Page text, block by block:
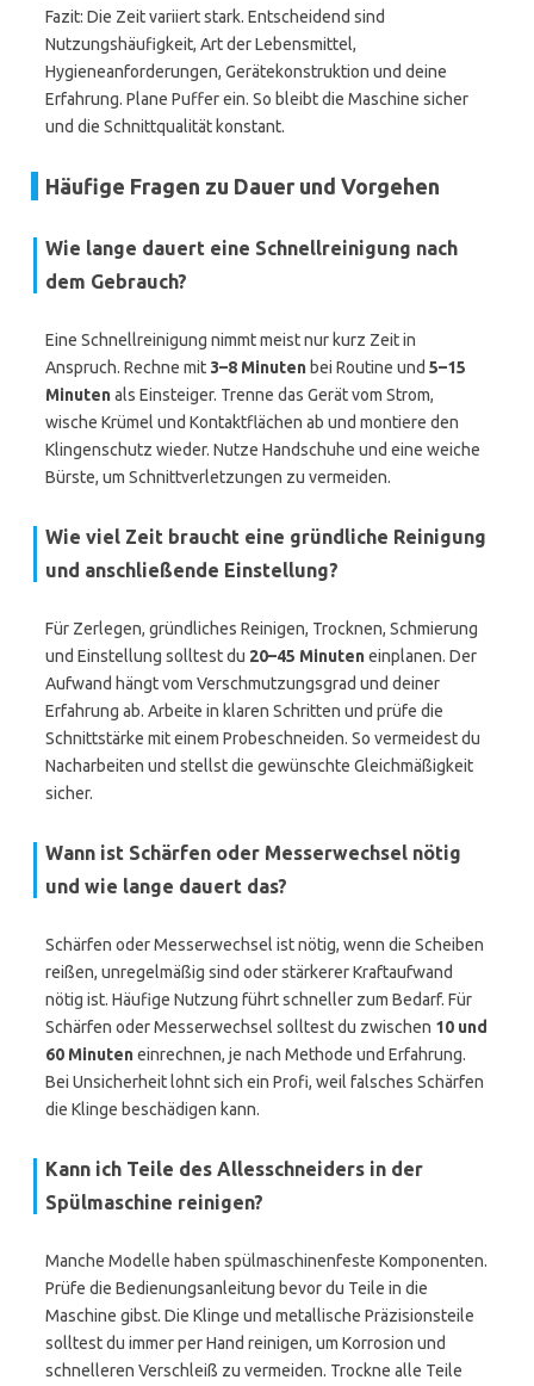
Fazit: Die Zeit variiert stark. Entscheidend sind
Nutzungshäufigkeit, Art der Lebensmittel,
Hygieneanforderungen, Gerätekonstruktion und deine
Erfahrung. Plane Puffer ein. So bleibt die Maschine sicher
und die Schnittqualität konstant.
Häufige Fragen zu Dauer und Vorgehen
Wie lange dauert eine Schnellreinigung nach
dem Gebrauch?
Eine Schnellreinigung nimmt meist nur kurz Zeit in
Anspruch. Rechne mit 3–8 Minuten bei Routine und 5–15
Minutenals Einsteiger. Trenne das Gerät vom Strom,
wische Krümel und Kontaktflächen ab und montiere den
Klingenschutz wieder. Nutze Handschuhe und eine weiche
Bürste, um Schnittverletzungen zu vermeiden.
Wie viel Zeit braucht eine gründliche Reinigung
und anschließende Einstellung?
Für Zerlegen, gründliches Reinigen, Trocknen, Schmierung
und Einstellung solltest du 20–45 Minuteneinplanen. Der
Aufwand hängt vom Verschmutzungsgrad und deiner
Erfahrung ab. Arbeite in klaren Schritten und prüfe die
Schnittstärke mit einem Probeschneiden. So vermeidest du
Nacharbeiten und stellst die gewünschte Gleichmäßigkeit
sicher.
Wann ist Schärfen oder Messerwechsel nötig
und wie lange dauert das?
Schärfen oder Messerwechsel ist nötig, wenn die Scheiben
reißen, unregelmäßig sind oder stärkerer Kraftaufwand
nötig ist. Häufige Nutzung führt schneller zum Bedarf. Für
Schärfen oder Messerwechsel solltest du zwischen 10 und
60 Minuteneinrechnen, je nach Methode und Erfahrung.
Bei Unsicherheit lohnt sich ein Profi, weil falsches Schärfen
die Klinge beschädigen kann.
Kann ich Teile des Allesschneiders in der
Spülmaschine reinigen?
Manche Modelle haben spülmaschinenfeste Komponenten.
Prüfe die Bedienungsanleitung bevor du Teile in die
Maschine gibst. Die Klinge und metallische Präzisionsteile
solltest du immer per Hand reinigen, um Korrosion und
schnelleren Verschleiß zu vermeiden. Trockne alle Teile